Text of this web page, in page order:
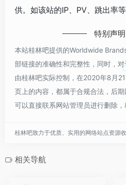
供。如该站的IP、PV、跳出率等
特别声明
本站桂林吧提供的Worldwide
部链接的准确性和完整性，同时，
由桂林吧实际控制，在2020年8月
页上的内容，都属于合规合法，后期
可以直接联系网站管理员进行删除，
桂林吧致力于优质、实用的网络站点资源
相关导航